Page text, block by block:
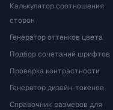
Калькулятор соотношения
сторон
Генератор оттенков цвета
Подбор сочетаний шрифтов
Проверка контрастности
Генератор дизайн-токенов
Справочник размеров для